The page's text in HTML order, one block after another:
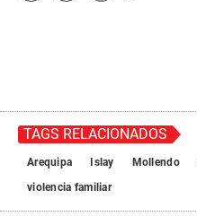
TAGS RELACIONADOS
Arequipa Islay Mollendo
violencia familiar